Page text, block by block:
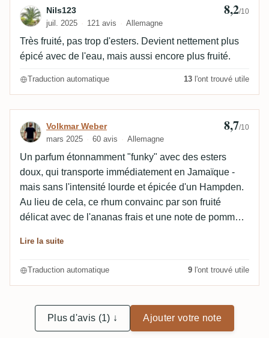
Avis de Nils123
Nils123
juil. 2025 121 avis Allemagne
8,2/10
Très fruité, pas trop d'esters. Devient nettement plus
épicé avec de l'eau, mais aussi encore plus fruité.
Traduction automatique 13 l'ont trouvé utile
Avis de Volkmar Weber
Volkmar Weber
mars 2025 60 avis Allemagne
8,7/10
Un parfum étonnamment "funky" avec des esters
doux, qui transporte immédiatement en Jamaïque -
mais sans l'intensité lourde et épicée d'un Hampden.
Au lieu de cela, ce rhum convainc par son fruité
délicat avec de l'ananas frais et une note de pomme
aromatique. En bouche, on retrouve à nouveau
d'ester jamaïcaines typiques. Idéal pour les débutants
équilibré. L'alcool est parfaitement intégré. Les fruits
exotiques comme l'ananas, la papaye, le fruit de la
Lire la suite
Traduction automatique 9 l'ont trouvé utile
Plus d'avis (1) ↓ Ajouter votre note